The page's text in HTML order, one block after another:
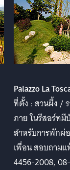
Palazzo La
ที่ตั้ง : สวนผึ้ง /
ภาย ในรีสอร์ทมี
สำหรับการพักผ่
เพื่อน สอบถาม
4456-2008,